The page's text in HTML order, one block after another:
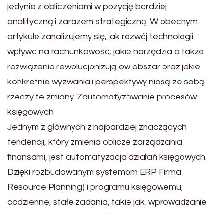
jedynie z obliczeniami w pozycję bardziej
analityczną i zarazem strategiczną. W obecnym
artykule zanalizujemy się, jak rozwój technologii
wpływa na rachunkowość, jakie narzędzia a także
rozwiązania rewolucjonizują ow obszar oraz jakie
konkretnie wyzwania i perspektywy niosą ze sobą
rzeczy te zmiany. Zautomatyzowanie procesów
księgowych
Jednym z głównych z najbardziej znaczących
tendencji, który zmienia oblicze zarządzania
finansami, jest automatyzacja działań księgowych.
Dzięki rozbudowanym systemom ERP Firma
Resource Planning) i programu księgowemu,
codzienne, stałe zadania, takie jak, wprowadzanie